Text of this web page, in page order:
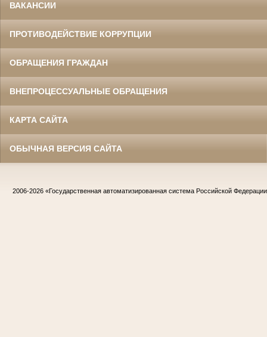
ВАКАНСИИ
ПРОТИВОДЕЙСТВИЕ КОРРУПЦИИ
ОБРАЩЕНИЯ ГРАЖДАН
ВНЕПРОЦЕССУАЛЬНЫЕ ОБРАЩЕНИЯ
КАРТА САЙТА
ОБЫЧНАЯ ВЕРСИЯ САЙТА
2006-2026 «Государственная автоматизированная система Российской